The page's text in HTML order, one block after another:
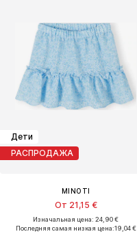
Дети
РАСПРОДАЖА
MINOTI
От 21,15 €
Изначальная цена: 24,90 €
Последняя самая низкая цена:19,04 €